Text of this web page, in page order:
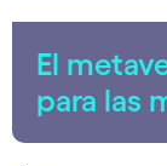
El
para las